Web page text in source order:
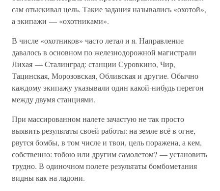
сам отыскивал цель. Такие задания назывались «охотой»,
а экипажи — «охотниками».
В числе «охотников» часто летал и я. Направление
давалось в основном по железнодорожной магистрали
Лихая — Сталинград: станции Суровкино, Чир,
Тацинская, Морозовская, Обливская и другие. Обычно
каждому экипажу указывали один какой-нибудь перегон
между двумя станциями.
При массированном налете зачастую не так просто
выявить результаты своей работы: на земле всё в огне,
рвутся бомбы, в том числе и твои, цель поражена, а кем,
собственно: тобою или другим самолетом? — установить
трудно. В одиночном полете результаты бомбометания
видны как на ладони.